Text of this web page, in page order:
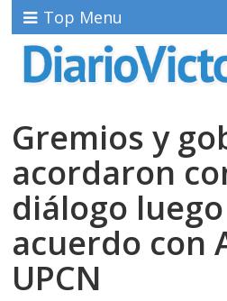
Top Menu
Gremios y
acordaron
diálogo
acuerdo con
UPCN